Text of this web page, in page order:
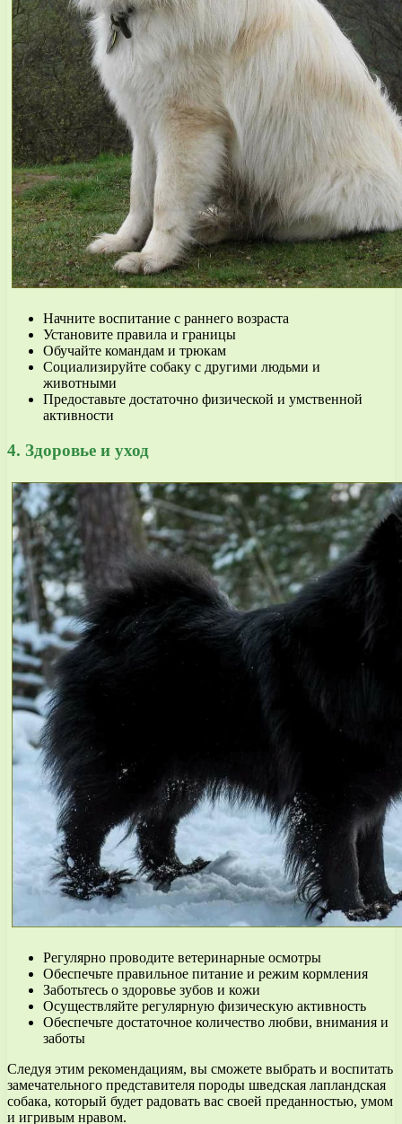
Начните воспитание с раннего возраста
Установите правила и границы
Обучайте командам и трюкам
Социализируйте собаку с другими людьми и
животными
Предоставьте достаточно физической и умственной
активности
4. Здоровье и уход
Регулярно проводите ветеринарные осмотры
Обеспечьте правильное питание и режим кормления
Заботьтесь о здоровье зубов и кожи
Осуществляйте регулярную физическую активность
Обеспечьте достаточное количество любви, внимания и
заботы
Следуя этим рекомендациям, вы сможете выбрать и воспитать
замечательного представителя породы шведская лапландская
собака, который будет радовать вас своей преданностью, умом
и игривым нравом.